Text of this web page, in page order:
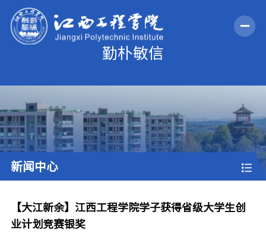
新闻中心
【大江新余】江西工程学院学子获得省级大学生创
业计划竞赛银奖